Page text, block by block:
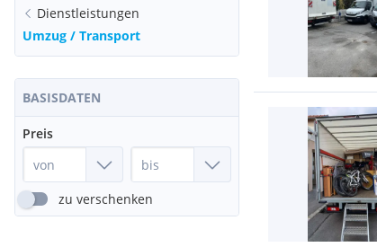
Dienstleistungen
Umzug / Transport
BASISDATEN
Preis
zu verschenken